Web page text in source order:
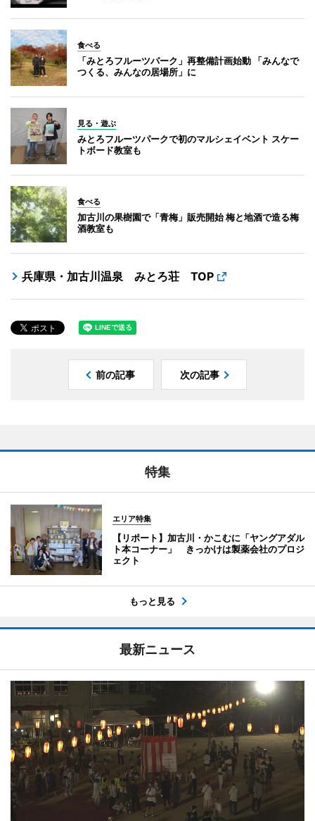
食べる
「みとろフルーツパーク」再整備計画始動 「みんなで
つくる、みんなの居場所」に
見る・遊ぶ
みとろフルーツパークで初のマルシェイベント スケー
トボード教室も
食べる
加古川の果樹園で「青梅」販売開始 梅と地酒で造る梅
酒教室も
兵庫県・加古川温泉 みとろ荘 TOP
前の記事 次の記事
特集
エリア特集
【リポート】加古川・かこむに「ヤングアダル
ト本コーナー」 きっかけは製薬会社のプロジ
ェクト
もっと見る
最新ニュース